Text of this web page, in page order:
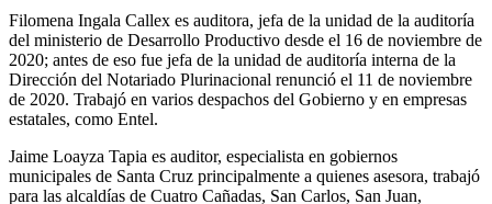
Filomena Ingala Callex es auditora, jefa de la unidad de la auditoría
del ministerio de Desarrollo Productivo desde el 16 de noviembre de
2020; antes de eso fue jefa de la unidad de auditoría interna de la
Dirección del Notariado Plurinacional renunció el 11 de noviembre
de 2020. Trabajó en varios despachos del Gobierno y en empresas
estatales, como Entel.
Jaime Loayza Tapia es auditor, especialista en gobiernos
municipales de Santa Cruz principalmente a quienes asesora, trabajó
para las alcaldías de Cuatro Cañadas, San Carlos, San Juan,